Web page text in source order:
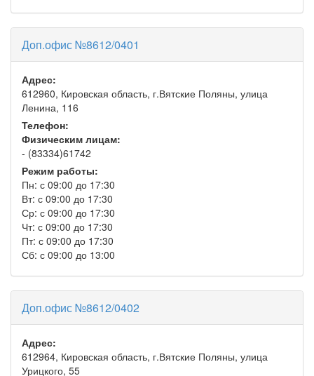
Доп.офис №8612/0401
Адрес:
612960, Кировская область, г.Вятские Поляны, улица
Ленина, 116
Телефон:
Физическим лицам:
- (83334)61742
Режим работы:
Пн: с 09:00 до 17:30
Вт: с 09:00 до 17:30
Ср: с 09:00 до 17:30
Чт: с 09:00 до 17:30
Пт: с 09:00 до 17:30
Сб: с 09:00 до 13:00
Доп.офис №8612/0402
Адрес:
612964, Кировская область, г.Вятские Поляны, улица
Урицкого, 55